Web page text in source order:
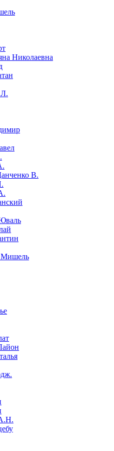
Николаевна
В.
Мишель